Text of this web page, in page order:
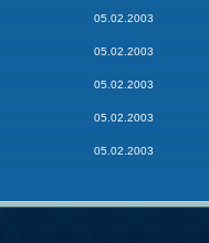
05.02.2003
05.02.2003
05.02.2003
05.02.2003
05.02.2003